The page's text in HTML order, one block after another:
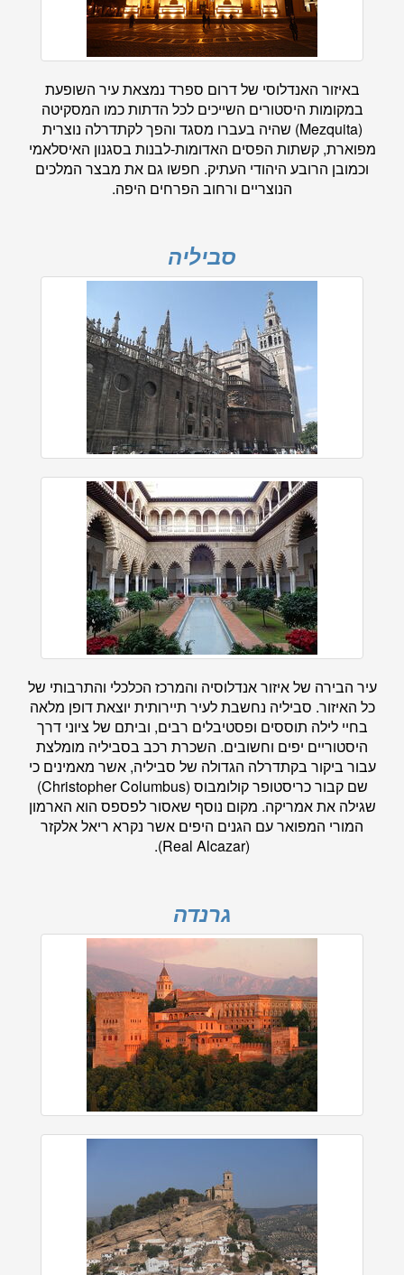
באיזור האנדלוסי של דרום ספרד נמצאת עיר השופעת
במקומות היסטורים השייכים לכל הדתות כמו המסקיטה
(Mezquita) שהיה בעברו מסגד והפך לקתדרלה נוצרית
מפוארת, קשתות הפסים האדומות-לבנות בסגנון האיסלאמי
וכמובן הרובע היהודי העתיק. חפשו גם את מבצר המלכים
הנוצריים ורחוב הפרחים היפה.
סביליה
עיר הבירה של איזור אנדלוסיה והמרכז הכלכלי והתרבותי של
כל האיזור. סביליה נחשבת לעיר תיירותית יוצאת דופן מלאה
בחיי לילה תוססים ופסטיבלים רבים, וביתם של ציוני דרך
היסטוריים יפים וחשובים. השכרת רכב בסביליה מומלצת
עבור ביקור בקתדרלה הגדולה של סביליה, אשר מאמינים כי
שם קבור כריסטופר קולומבוס (Christopher Columbus)
שגילה את אמריקה. מקום נוסף שאסור לפספס הוא הארמון
המורי המפואר עם הגנים היפים אשר נקרא ריאל אלקזר
(Real Alcazar).
גרנדה